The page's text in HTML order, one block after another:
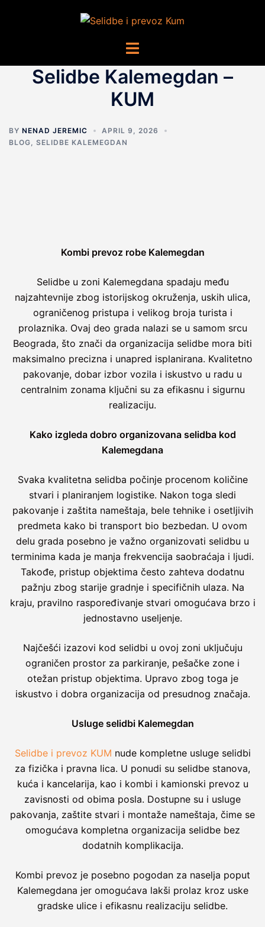
Toggle
Selidbe Kalemegdan –
KUM
BY NENAD JEREMIC
APRIL 9, 2026
BLOG
SELIDBE KALEMEGDAN
Kombi prevoz robe Kalemegdan
Selidbe u zoni Kalemegdana spadaju među
najzahtevnije zbog istorijskog okruženja, uskih ulica,
ograničenog pristupa i velikog broja turista i
prolaznika. Ovaj deo grada nalazi se u samom srcu
Beograda, što znači da organizacija selidbe mora biti
maksimalno precizna i unapred isplanirana. Kvalitetno
pakovanje, dobar izbor vozila i iskustvo u radu u
centralnim zonama ključni su za efikasnu i sigurnu
realizaciju.
Kako izgleda dobro organizovana selidba kod
Kalemegdana
Svaka kvalitetna selidba počinje procenom količine
stvari i planiranjem logistike. Nakon toga sledi
pakovanje i zaštita nameštaja, bele tehnike i osetljivih
predmeta kako bi transport bio bezbedan. U ovom
delu grada posebno je važno organizovati selidbu u
terminima kada je manja frekvencija saobraćaja i ljudi.
Takođe, pristup objektima često zahteva dodatnu
pažnju zbog starije gradnje i specifičnih ulaza. Na
kraju, pravilno raspoređivanje stvari omogućava brzo i
jednostavno useljenje.
Najčešći izazovi kod selidbi u ovoj zoni uključuju
ograničen prostor za parkiranje, pešačke zone i
otežan pristup objektima. Upravo zbog toga je
iskustvo i dobra organizacija od presudnog značaja.
Usluge selidbi Kalemegdan
Selidbe i prevoz KUM nude kompletne usluge selidbi
za fizička i pravna lica. U ponudi su selidbe stanova,
kuća i kancelarija, kao i kombi i kamionski prevoz u
zavisnosti od obima posla. Dostupne su i usluge
pakovanja, zaštite stvari i montaže nameštaja, čime se
omogućava kompletna organizacija selidbe bez
dodatnih komplikacija.
Kombi prevoz je posebno pogodan za naselja poput
Kalemegdana jer omogućava lakši prolaz kroz uske
gradske ulice i efikasnu realizaciju selidbe.